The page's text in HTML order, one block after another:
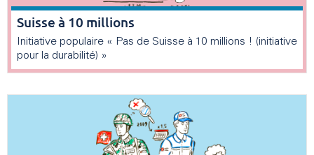
Suisse à 10 millions
Initiative populaire « Pas de Suisse à 10 millions ! (initiative
pour la durabilité) »